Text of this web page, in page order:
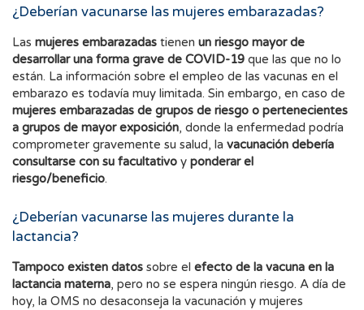
¿Deberían vacunarse las mujeres embarazadas?
Las mujeres embarazadas tienen un riesgo mayor de
desarrollar una forma grave de COVID-19 que las que no lo
están. La información sobre el empleo de las vacunas en el
embarazo es todavía muy limitada. Sin embargo, en caso de
mujeres embarazadas de grupos de riesgo o pertenecientes
a grupos de mayor exposición, donde la enfermedad podría
comprometer gravemente su salud, la vacunación debería
consultarse con su facultativo y ponderar el
riesgo/beneficio.
¿Deberían vacunarse las mujeres durante la
lactancia?
Tampoco existen datos sobre el efecto de la vacuna en la
lactancia materna, pero no se espera ningún riesgo. A día de
hoy, la OMS no desaconseja la vacunación y mujeres